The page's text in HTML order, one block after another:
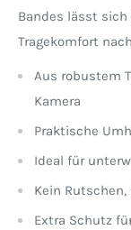
Bandes lässt
Tragekomfort
Aus robustem
Kamera
Praktische
Ideal für
Kein
Extra Schutz